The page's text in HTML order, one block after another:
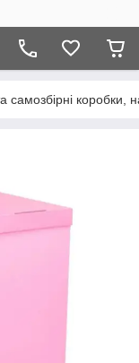
самозбірні коробки,